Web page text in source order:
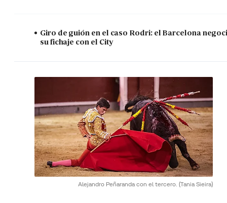
Giro de guión en el caso Rodri: el Barcelona
su fichaje con el City
Alejandro Peñaranda con el tercero. (Tania Sieira)